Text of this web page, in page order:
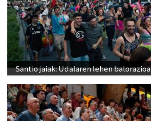
Santio jaiak: Udalaren lehen balorazioa